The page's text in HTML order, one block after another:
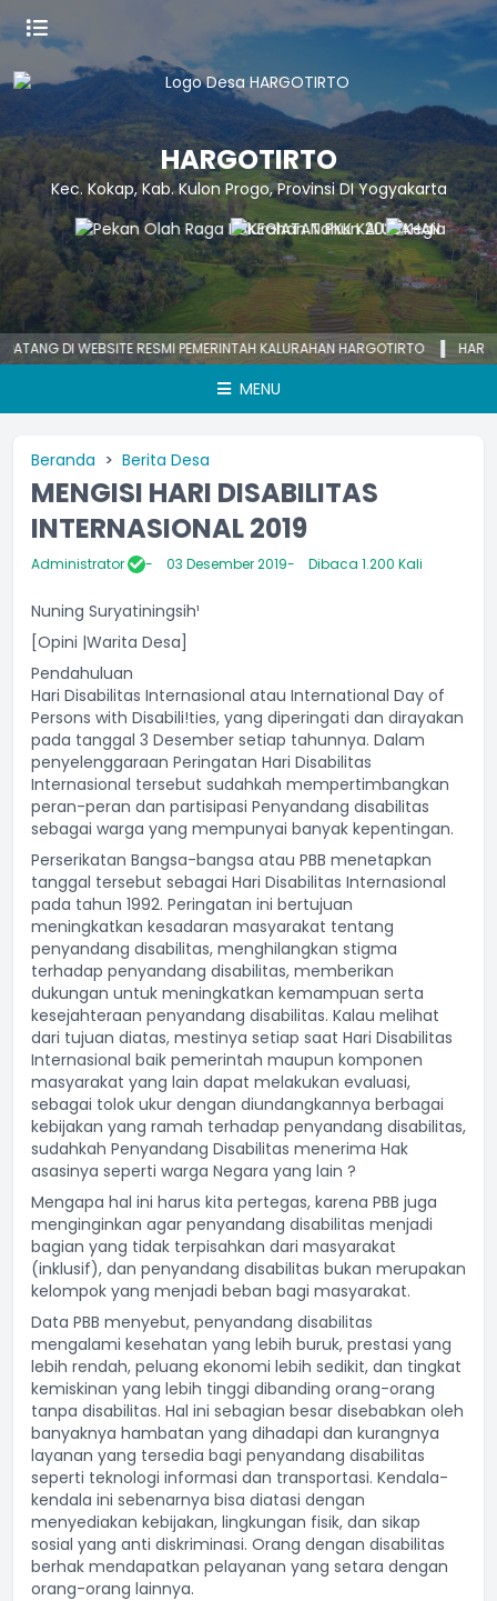
HARGOTIRTO
Kec. Kokap, Kab. Kulon Progo, Provinsi DI Yogyakarta
WEBSITE RESMI PEMERINTAH KALURAHAN HARGOTIRTO HARGOTIRTO
MENU
Beranda Berita Desa
MENGISI HARI DISABILITAS
INTERNASIONAL 2019
Administrator 03 Desember 2019 Dibaca 1.200 Kali
Nuning Suryatiningsih¹
[Opini |Warita Desa]
Pendahuluan
Hari Disabilitas Internasional atau International Day of
Persons with Disabili!ties, yang diperingati dan dirayakan
pada tanggal 3 Desember setiap tahunnya. Dalam
penyelenggaraan Peringatan Hari Disabilitas
Internasional tersebut sudahkah mempertimbangkan
peran-peran dan partisipasi Penyandang disabilitas
sebagai warga yang mempunyai banyak kepentingan.
Perserikatan Bangsa-bangsa atau PBB menetapkan
tanggal tersebut sebagai Hari Disabilitas Internasional
pada tahun 1992. Peringatan ini bertujuan
meningkatkan kesadaran masyarakat tentang
penyandang disabilitas, menghilangkan stigma
terhadap penyandang disabilitas, memberikan
dukungan untuk meningkatkan kemampuan serta
kesejahteraan penyandang disabilitas. Kalau melihat
dari tujuan diatas, mestinya setiap saat Hari Disabilitas
Internasional baik pemerintah maupun komponen
masyarakat yang lain dapat melakukan evaluasi,
sebagai tolok ukur dengan diundangkannya berbagai
kebijakan yang ramah terhadap penyandang disabilitas,
sudahkah Penyandang Disabilitas menerima Hak
asasinya seperti warga Negara yang lain ?
Mengapa hal ini harus kita pertegas, karena PBB juga
menginginkan agar penyandang disabilitas menjadi
bagian yang tidak terpisahkan dari masyarakat
(inklusif), dan penyandang disabilitas bukan merupakan
kelompok yang menjadi beban bagi masyarakat.
Data PBB menyebut, penyandang disabilitas
mengalami kesehatan yang lebih buruk, prestasi yang
lebih rendah, peluang ekonomi lebih sedikit, dan tingkat
kemiskinan yang lebih tinggi dibanding orang-orang
tanpa disabilitas. Hal ini sebagian besar disebabkan oleh
banyaknya hambatan yang dihadapi dan kurangnya
layanan yang tersedia bagi penyandang disabilitas
seperti teknologi informasi dan transportasi. Kendala-
kendala ini sebenarnya bisa diatasi dengan
menyediakan kebijakan, lingkungan fisik, dan sikap
sosial yang anti diskriminasi. Orang dengan disabilitas
berhak mendapatkan pelayanan yang setara dengan
orang-orang lainnya.